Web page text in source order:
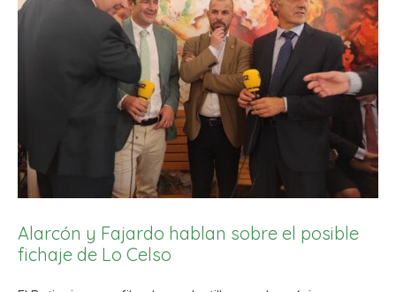
Alarcón y Fajardo hablan sobre el posible
fichaje de Lo Celso